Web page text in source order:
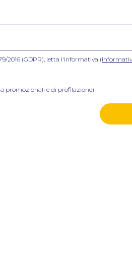
2016 (GDPR), letta l'informativa (
promozionali e di profilazione)